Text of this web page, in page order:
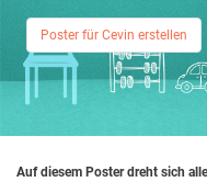
Poster für Cevin erstellen
Auf diesem Poster dreht sich